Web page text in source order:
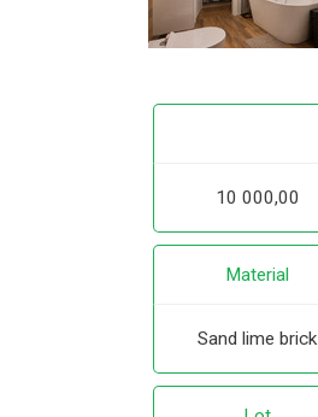
10 000,00
Material
Sand lime brick